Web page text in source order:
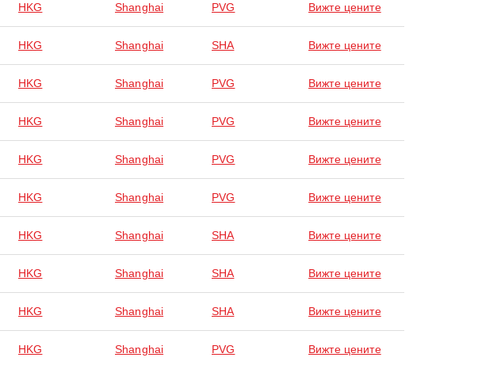
HKG Shanghai PVG Вижте цените
HKG Shanghai SHA Вижте цените
HKG Shanghai PVG Вижте цените
HKG Shanghai PVG Вижте цените
HKG Shanghai PVG Вижте цените
HKG Shanghai PVG Вижте цените
HKG Shanghai SHA Вижте цените
HKG Shanghai SHA Вижте цените
HKG Shanghai SHA Вижте цените
HKG Shanghai PVG Вижте цените